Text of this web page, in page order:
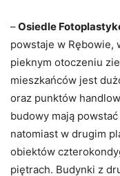
–Osiedle
powstaje w Rębowie,
pieknym otoczeniu
mieszkańców jest
oraz punktów
budowy mają
natomiast w drugim
obiektów
piętrach. Budynki z